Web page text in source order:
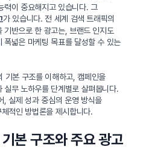
력이 중요해지고 있습니다. 그
가 있습니다. 전 세계 검색 트래픽의
기반으로 한 광고는, 브랜드 인지도
폭넓은 마케팅 목표를 달성할 수 있는
기본 구조를 이해하고, 캠페인을
실무 노하우를 단계별로 살펴봅니다.
, 실제 성과 중심의 운영 방식을
적인 방법론을 제시합니다.
본 구조와 주요 광고